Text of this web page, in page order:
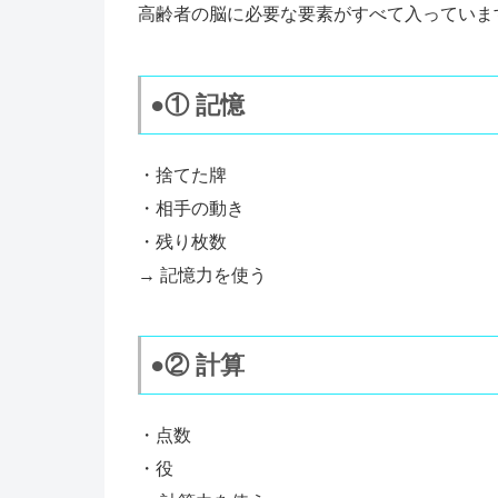
高齢者の脳に必要な要素がすべて入っていま
●① 記憶
・捨てた牌
・相手の動き
・残り枚数
→ 記憶力を使う
●② 計算
・点数
・役